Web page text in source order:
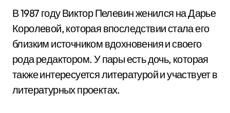
В 1987 году Виктор Пелевин женился на Дарье
Королевой, которая впоследствии стала его
близким источником вдохновения и своего
рода редактором. У пары есть дочь, которая
также интересуется литературой и участвует в
литературных проектах.